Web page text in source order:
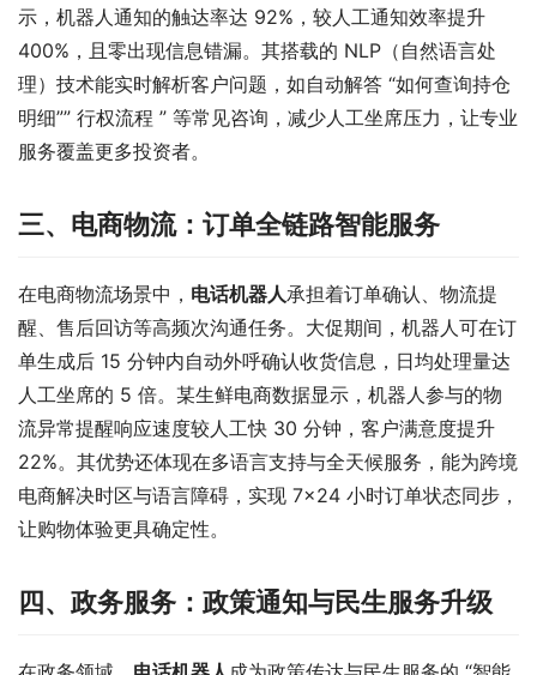
示，机器人通知的触达率达 92%，较人工通知效率提升
400%，且零出现信息错漏。其搭载的 NLP（自然语言处
理）技术能实时解析客户问题，如自动解答 “如何查询持仓
明细”” 行权流程 ” 等常见咨询，减少人工坐席压力，让专业
服务覆盖更多投资者。​
三、电商物流：订单全链路智能服务​
在电商物流场景中， 电话机器人承担着订单确认、物流提
醒、售后回访等高频次沟通任务。大促期间，机器人可在订
单生成后 15 分钟内自动外呼确认收货信息，日均处理量达
人工坐席的 5 倍。某生鲜电商数据显示，机器人参与的物
流异常提醒响应速度较人工快 30 分钟，客户满意度提升
22%。其优势还体现在多语言支持与全天候服务，能为跨境
电商解决时区与语言障碍，实现 7×24 小时订单状态同步，
让购物体验更具确定性。​
四、政务服务：政策通知与民生服务升级​